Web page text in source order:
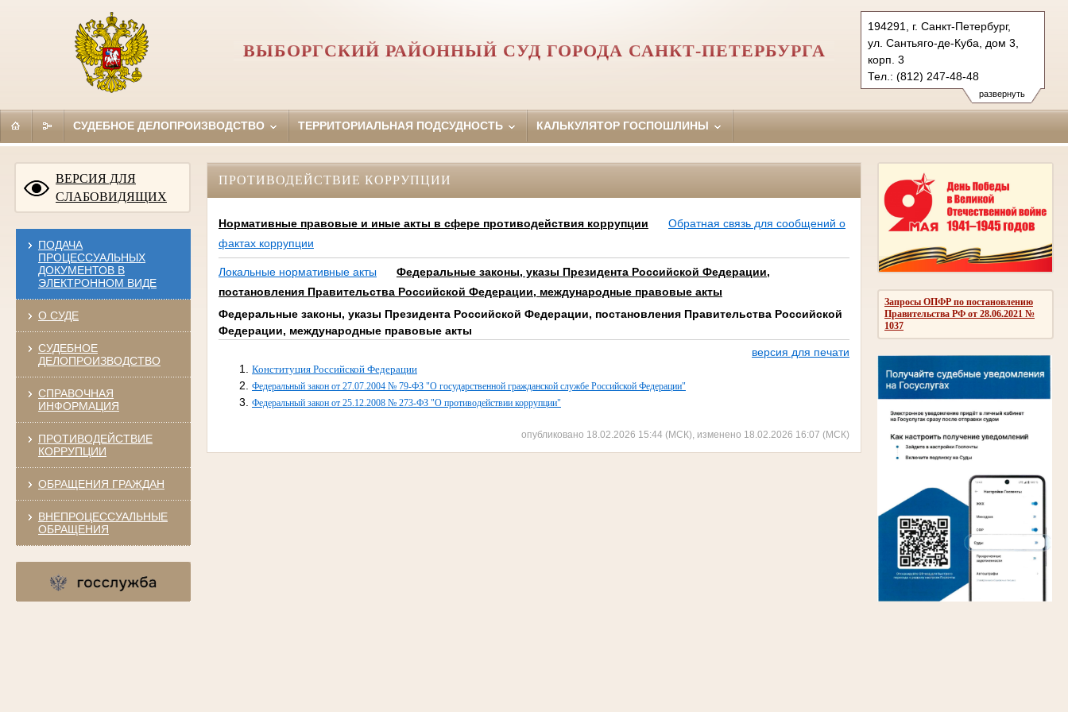
развернуть
194291, г. Санкт-Петербург,
ул. Сантьяго-де-Куба, дом 3,
корп. 3
Тел.: (812) 247-48-48
247-48-03
247-48-04 (приемн.)
ВЫБОРГСКИЙ РАЙОННЫЙ СУД ГОРОДА САНКТ-ПЕТЕРБУРГА
СУДЕБНОЕ ДЕЛОПРОИЗВОДСТВО ТЕРРИТОРИАЛЬНАЯ ПОДСУДНОСТЬ КАЛЬКУЛЯТОР ГОСПОШЛИНЫ
ВЕРСИЯ ДЛЯ
СЛАБОВИДЯЩИХ
ПОДАЧА
ПРОЦЕССУАЛЬНЫХ
ДОКУМЕНТОВ В
ЭЛЕКТРОННОМ ВИДЕ
О СУДЕ
СУДЕБНОЕ
ДЕЛОПРОИЗВОДСТВО
СПРАВОЧНАЯ
ИНФОРМАЦИЯ
ПРОТИВОДЕЙСТВИЕ
КОРРУПЦИИ
ОБРАЩЕНИЯ ГРАЖДАН
ВНЕПРОЦЕССУАЛЬНЫЕ
ОБРАЩЕНИЯ
Запросы ОПФР по постановлению
Правительства РФ от 28.06.2021 №
1037
ПРОТИВОДЕЙСТВИЕ КОРРУПЦИИ
Нормативные правовые и иные акты в сфере противодействия коррупции
Обратная связь для сообщений о
фактах коррупции
Локальные нормативные акты
Федеральные законы, указы Президента Российской Федерации,
постановления Правительства Российской Федерации, международные правовые акты
Федеральные законы, указы Президента Российской Федерации, постановления Правительства Российской
Федерации, международные правовые акты
версия для печати
Конституция Российской Федерации
Федеральный закон от 27.07.2004 № 79-ФЗ "О государственной гражданской службе Российской Федерации"
Федеральный закон от 25.12.2008 № 273-ФЗ "О противодействии коррупции"
опубликовано 18.02.2026 15:44 (МСК), изменено 18.02.2026 16:07 (МСК)